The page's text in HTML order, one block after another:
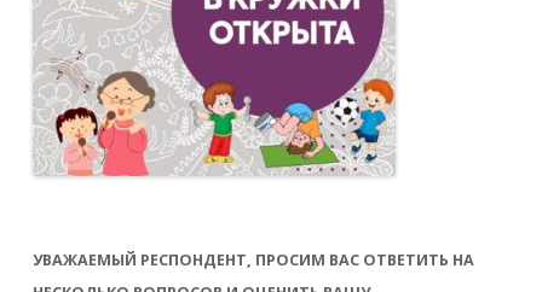
УВАЖАЕМЫЙ РЕСПОНДЕНТ, ПРОСИМ ВАС ОТВЕТИТЬ НА